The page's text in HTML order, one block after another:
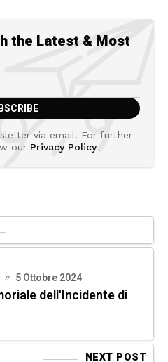
the Latest & Most
via email. For further
our Privacy Policy
5 Ottobre 2024
dell'Incidente di
NEXT POST